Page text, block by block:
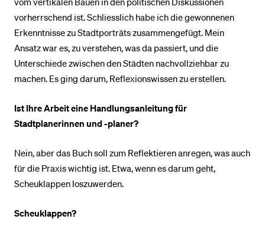
vorherrschend ist. Schliesslich habe ich die gewonnenen
Erkenntnisse zu Stadtporträts zusammengefügt. Mein
Ansatz war es, zu verstehen, was da passiert, und die
Unterschiede zwischen den Städten nachvollziehbar zu
machen. Es ging darum, Reflexionswissen zu erstellen.
Ist Ihre Arbeit eine Handlungsanleitung für
Stadtplanerinnen und -planer?
Nein, aber das Buch soll zum Reflektieren anregen, was auch
für die Praxis wichtig ist. Etwa, wenn es darum geht,
Scheuklappen loszuwerden.
Scheuklappen?